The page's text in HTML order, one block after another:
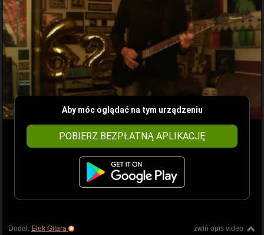
Aby móc oglądać na tym urządzeniu
POBIERZ BEZPŁATNĄ APLIKACJĘ
zwiń opis video
Dodał: Elek Gitara